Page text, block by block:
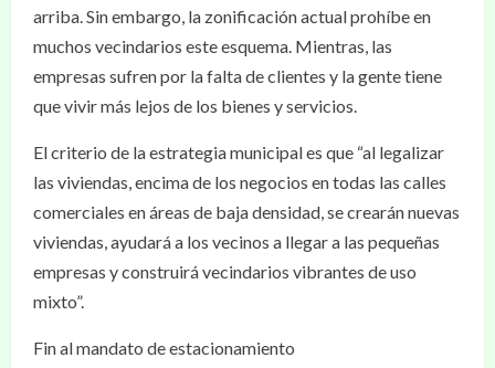
arriba. Sin embargo, la zonificación actual prohíbe en
muchos vecindarios este esquema. Mientras, las
empresas sufren por la falta de clientes y la gente tiene
que vivir más lejos de los bienes y servicios.
El criterio de la estrategia municipal es que “al legalizar
las viviendas, encima de los negocios en todas las calles
comerciales en áreas de baja densidad, se crearán nuevas
viviendas, ayudará a los vecinos a llegar a las pequeñas
empresas y construirá vecindarios vibrantes de uso
mixto”.
Fin al mandato de estacionamiento